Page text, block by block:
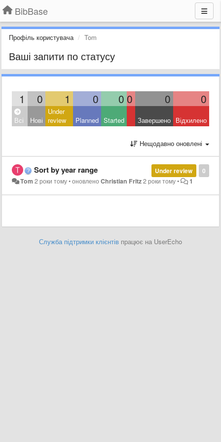
BibBase
Профіль користувача Tom
Ваші запити по статусу
1 0 1 0 0 0 0 0
Всі Нові
Under
review
Planned Started Завершено Відхилено
Нещодавно оновлені
0
Under review
Sort by year range
Tom 2 роки тому•оновленоChristian Fritz2 роки тому• 1
Служба підтримки клієнтів працює на UserEcho